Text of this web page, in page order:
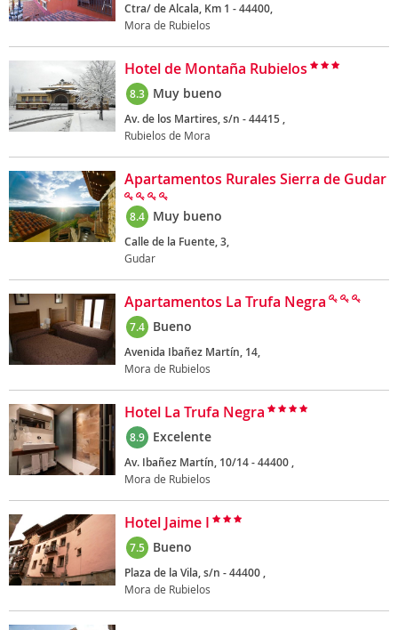
Ctra/ de Alcala, Km 1 - 44400,
Mora de Rubielos
Hotel de Montaña Rubielos
8.3 Muy bueno
Av. de los Martires, s/n - 44415 ,
Rubielos de Mora
Apartamentos Rurales Sierra de Gudar
8.4 Muy bueno
Calle de la Fuente, 3,
Gudar
Apartamentos La Trufa Negra
7.4 Bueno
Avenida Ibañez Martín, 14,
Mora de Rubielos
Hotel La Trufa Negra
8.9 Excelente
Av. Ibañez Martín, 10/14 - 44400 ,
Mora de Rubielos
Hotel Jaime I
7.5 Bueno
Plaza de la Vila, s/n - 44400 ,
Mora de Rubielos